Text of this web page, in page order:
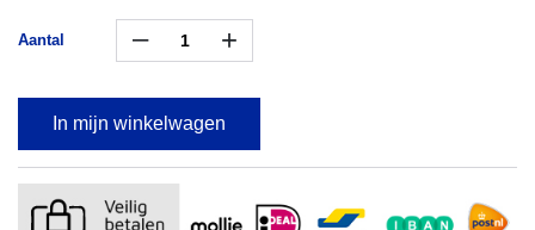
Aantal – +
In mijn winkelwagen